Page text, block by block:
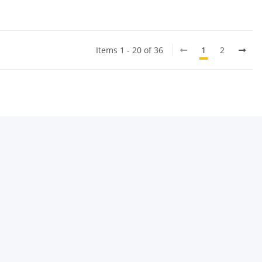
Items 1 - 20 of 36 1 2